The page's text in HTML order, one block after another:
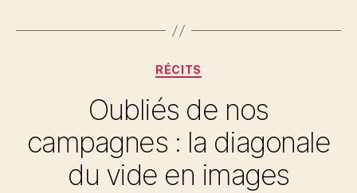
Catégories
RÉCITS
Oubliés de nos
campagnes : la diagonale
du vide en images